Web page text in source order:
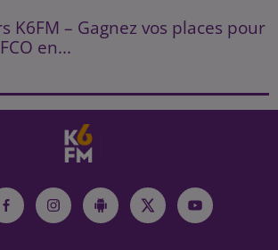
K6FM – Gagnez vos places pour
en...